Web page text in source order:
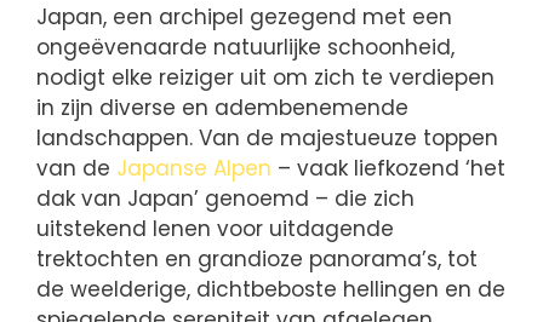
Japan, een archipel gezegend met een
ongeëvenaarde natuurlijke schoonheid,
nodigt elke reiziger uit om zich te verdiepen
in zijn diverse en adembenemende
landschappen. Van de majestueuze toppen
van de Japanse Alpen – vaak liefkozend ‘het
dak van Japan’ genoemd – die zich
uitstekend lenen voor uitdagende
trektochten en grandioze panorama’s, tot
de weelderige, dichtbeboste hellingen en de